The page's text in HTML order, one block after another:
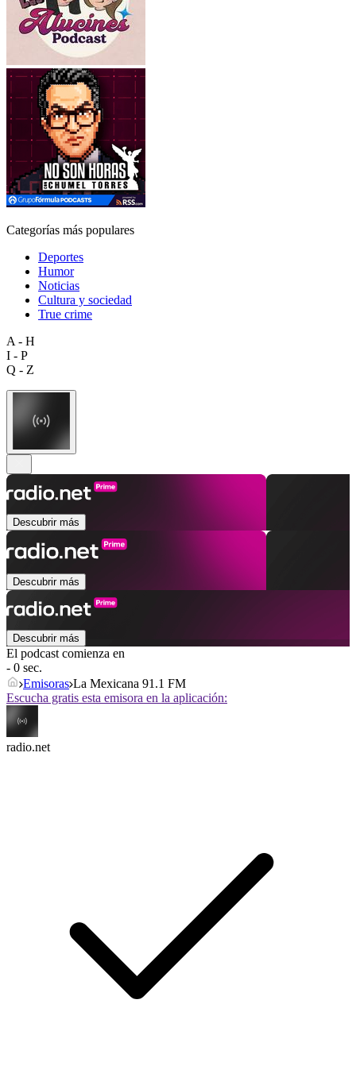
Categorías más populares
Deportes
Humor
Noticias
Cultura y sociedad
True crime
A - H
I - P
Q - Z
Descubrir más
Descubrir más
Descubrir más
El podcast comienza en
- 0 sec.
Emisoras La Mexicana 91.1 FM
Escucha gratis esta emisora en la aplicación:
radio.net